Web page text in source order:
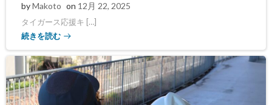
byMakoto on 12月 22, 2025
タイガース応援キ […]
続きを読む